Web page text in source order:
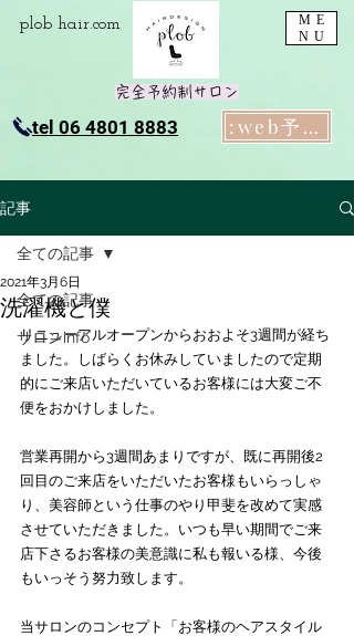
ME
NU
完全予約制サロン
plob​ hair.com
tel 06 4801 8883 :web予約
記事
全ての記事
サロンinfo
全ての記事
洗濯機と僕
2021年3月6日
リニューアルオープンからおおよそ3週間が経ち
ました。しばらくお休みしていましたので定期
的にご来店いただいているお客様には大変ご不
便をおかけしました。
営業再開から3週間あまりですが、既に再開後2
回目のご来店をいただいたお客様もいらっしゃ
り、美容師という仕事のやり甲斐を改めて実感
させていただきました。いつも早い期間でご来
店下さるお客様の美意識に私も報いる様、今後
もいっそう努力致します。
当サロンのコンセプト「お客様のヘアスタイル